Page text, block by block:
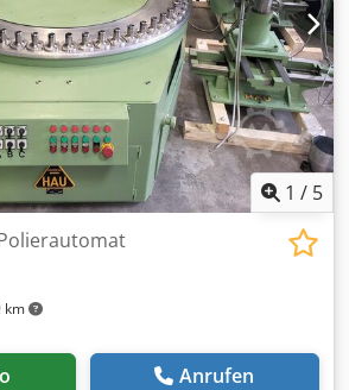
1 / 5
km
Anrufen